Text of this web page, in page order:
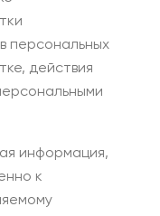
персональных
действия
информация,
к